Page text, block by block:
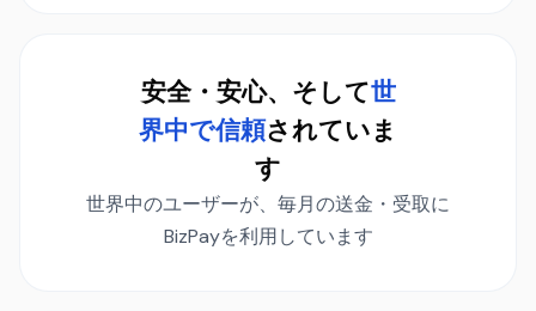
安全・安心、そして世
界中で信頼されていま
す
世界中のユーザーが、毎月の送金・受取に
BizPayを利用しています